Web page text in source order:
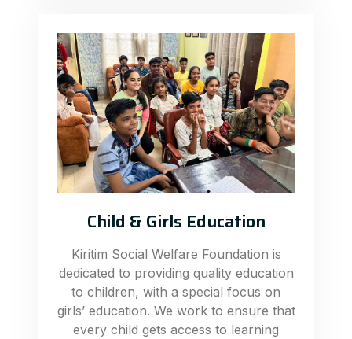
Child & Girls Education
Kiritim Social Welfare Foundation is
dedicated to providing quality education
to children, with a special focus on
girls’ education. We work to ensure that
every child gets access to learning